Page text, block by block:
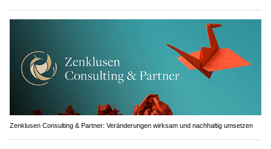
Zenklusen Consulting & Partner: Veränderungen wirksam und nachhaltig umsetzen